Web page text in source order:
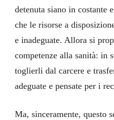
detenuta siano in costante
che le risorse a
e inadeguate. Allora si
competenze alla sanità: in
toglierli dal carcere e
adeguate e pensate per i
Ma, sinceramente, questo